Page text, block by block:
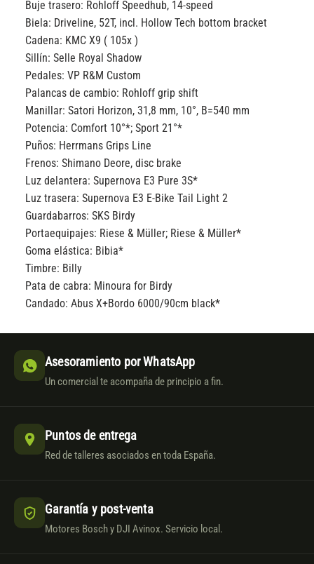
Buje trasero: Rohloff Speedhub, 14-speed
Biela: Driveline, 52T, incl. Hollow Tech bottom bracket
Cadena: KMC X9 ( 105x )
Sillín:Selle Royal Shadow
Pedales:VP R&M Custom
Palancas de cambio: Rohloff grip shift
Manillar:Satori Horizon, 31,8 mm, 10°, B=540 mm
Potencia: Comfort 10°*; Sport 21°*
Puños: Herrmans Grips Line
Frenos:Shimano Deore, disc brake
Luz delantera:Supernova E3 Pure 3S*
Luz trasera:Supernova E3 E-Bike Tail Light 2
Guardabarros:SKS Birdy
Portaequipajes: Riese & Müller; Riese & Müller*
Goma elástica: Bibia*
Timbre: Billy
Pata de cabra: Minoura for Birdy
Candado:Abus X+Bordo 6000/90cm black*
Asesoramiento por WhatsApp
Un comercial te acompaña de principio a fin.
Puntos de entrega
Red de talleres asociados en toda España.
Garantía y post-venta
Motores Bosch y DJI Avinox. Servicio local.